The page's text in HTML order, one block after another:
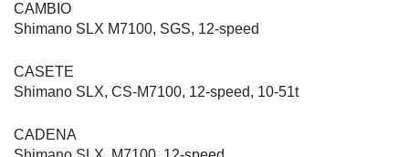
CAMBIO
Shimano SLX M7100, SGS, 12-speed
CASETE
Shimano SLX, CS-M7100, 12-speed, 10-51t
CADENA